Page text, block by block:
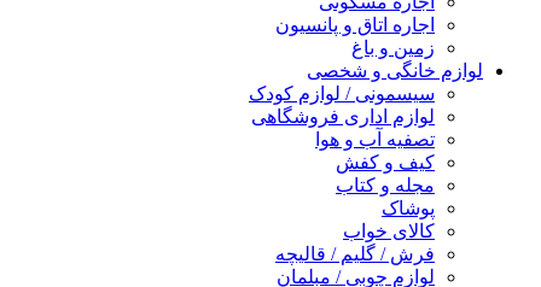
اجاره اتاق و پانسیون
زمین و باغ
لوازم خانگی و شخصی
سیسمونی / لوازم کودک
لوازم اداری فروشگاهی
تصفیه آب و هوا
کیف و کفش
مجله و کتاب
پوشاک
کالای خواب
فرش / گلیم / قالیچه
لوازم چوبی / مبلمان